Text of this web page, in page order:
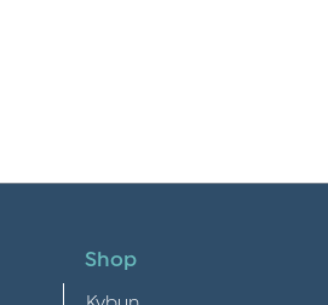
Shop
Kybun